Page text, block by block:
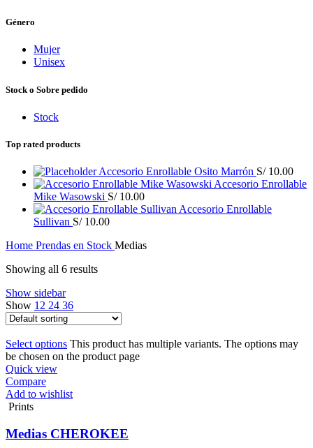
Género
Mujer
Unisex
Stock o Sobre pedido
Stock
Top rated products
Accesorio Enrollable Osito Marrón S/10.00
Accesorio Enrollable
Mike Wasowski S/10.00
Accesorio Enrollable
Sullivan S/10.00
Home Prendas en Stock Medias
Showing all 6 results
Show sidebar
Show 12 24 36
Select options This product has multiple variants. The options may
be chosen on the product page
Quick view
Compare
Add to wishlist
Prints
Medias CHEROKEE